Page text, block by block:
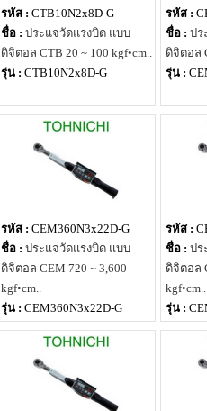
รหัส : CTB10N2x8D-G
ชื่อ : ประแจวัดแรงบิด แบบ
ดิจิตอล CTB 20 ~ 100 kgf•cm..
รุ่น : CTB10N2x8D-G
รหัส :
ชื่อ : ปร
ดิจิตอล
รุ่น :
รหัส : CEM360N3x22D-G
ชื่อ : ประแจวัดแรงบิด แบบ
ดิจิตอล CEM 720 ~ 3,600
kgf•cm..
รุ่น : CEM360N3x22D-G
รหัส :
ชื่อ : ปร
ดิจิตอล
kgf•cm..
รุ่น :